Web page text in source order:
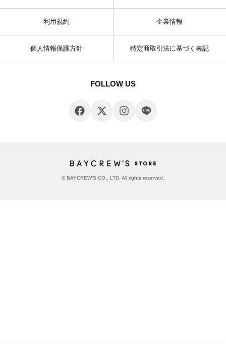
利用規約 企業情報
個人情報保護方針 特定商取引法に基づく表記
FOLLOW US
© BAYCREW’S CO., LTD. All rights reserved.